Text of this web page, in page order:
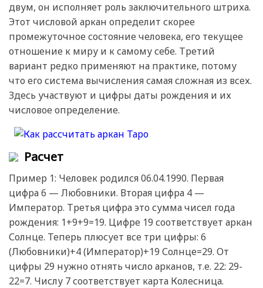
двум, он исполняет роль заключительного штриха.
Этот числовой аркан определит скорее
промежуточное состояние человека, его текущее
отношение к миру и к самому себе. Третий
вариант редко применяют на практике, потому
что его система вычисления самая сложная из всех.
Здесь участвуют и цифры даты рождения и их
числовое определение.
Расчет
Пример 1: Человек родился 06.04.1990. Первая
цифра 6 — Любовники. Вторая цифра 4 —
Император. Третья цифра это сумма чисел года
рождения: 1+9+9=19. Цифре 19 соответствует аркан
Солнце. Теперь плюсует все три цифры: 6
(Любовники)+4 (Император)+19 Солнце=29. От
цифры 29 нужно отнять число арканов, т.е. 22: 29-
22=7. Числу 7 соответствует карта Колесница.